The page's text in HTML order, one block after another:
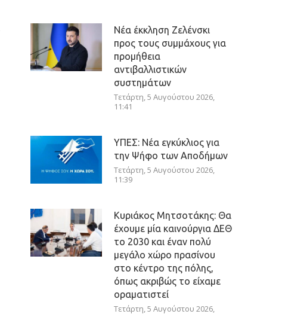
Νέα έκκληση Ζελένσκι
προς τους συμμάχους για
προμήθεια
αντιβαλλιστικών
συστημάτων
Τετάρτη, 5 Αυγούστου 2026,
11:41
ΥΠΕΣ: Νέα εγκύκλιος για
την Ψήφο των Αποδήμων
Τετάρτη, 5 Αυγούστου 2026,
11:39
Κυριάκος Μητσοτάκης: Θα
έχουμε μία καινούργια ΔΕΘ
το 2030 και έναν πολύ
μεγάλο χώρο πρασίνου
στο κέντρο της πόλης,
όπως ακριβώς το είχαμε
οραματιστεί
Τετάρτη, 5 Αυγούστου 2026,